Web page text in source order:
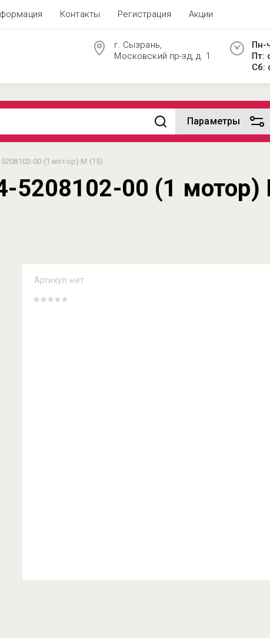
Контакты Регистрация Акции
г. Сызрань,
Московский пр-зд, д. 1
Пн-
Пт:
Сб:
Параметры
00 (1 мотор) М (15)
5208102-00 (1
Артикул: нет